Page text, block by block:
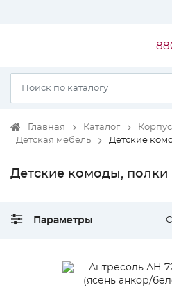
Главная Каталог
Детская мебель
Детские
Детские комоды, полки
Параметры